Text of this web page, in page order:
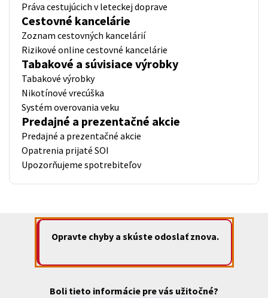
Práva cestujúcich v leteckej doprave
Cestovné kancelárie
Zoznam cestovných kancelárií
Rizikové online cestovné kancelárie
Tabakové a súvisiace výrobky
Tabakové výrobky
Nikotínové vrecúška
Systém overovania veku
Predajné a prezentačné akcie
Predajné a prezentačné akcie
Opatrenia prijaté SOI
Upozorňujeme spotrebiteľov
Opravte chyby a skúste odoslať znova.
Boli tieto informácie pre vás užitočné?